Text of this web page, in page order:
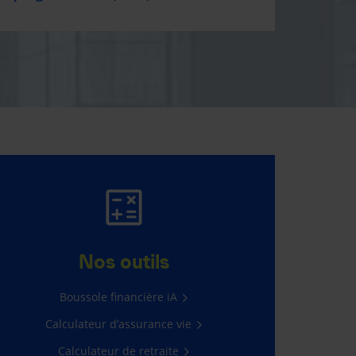
5 000 $,
FACILE!
suffit de vous connecter à
à l’action
Nos outils
Boussole financière iA
Calculateur d’assurance vie
Calculateur de retraite